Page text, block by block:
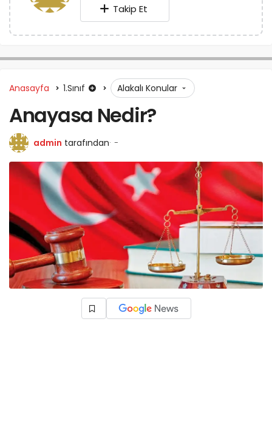
Takip Et
Anasayfa 1.Sınıf Alakalı Konular
Anayasa Nedir?
admin tarafından -